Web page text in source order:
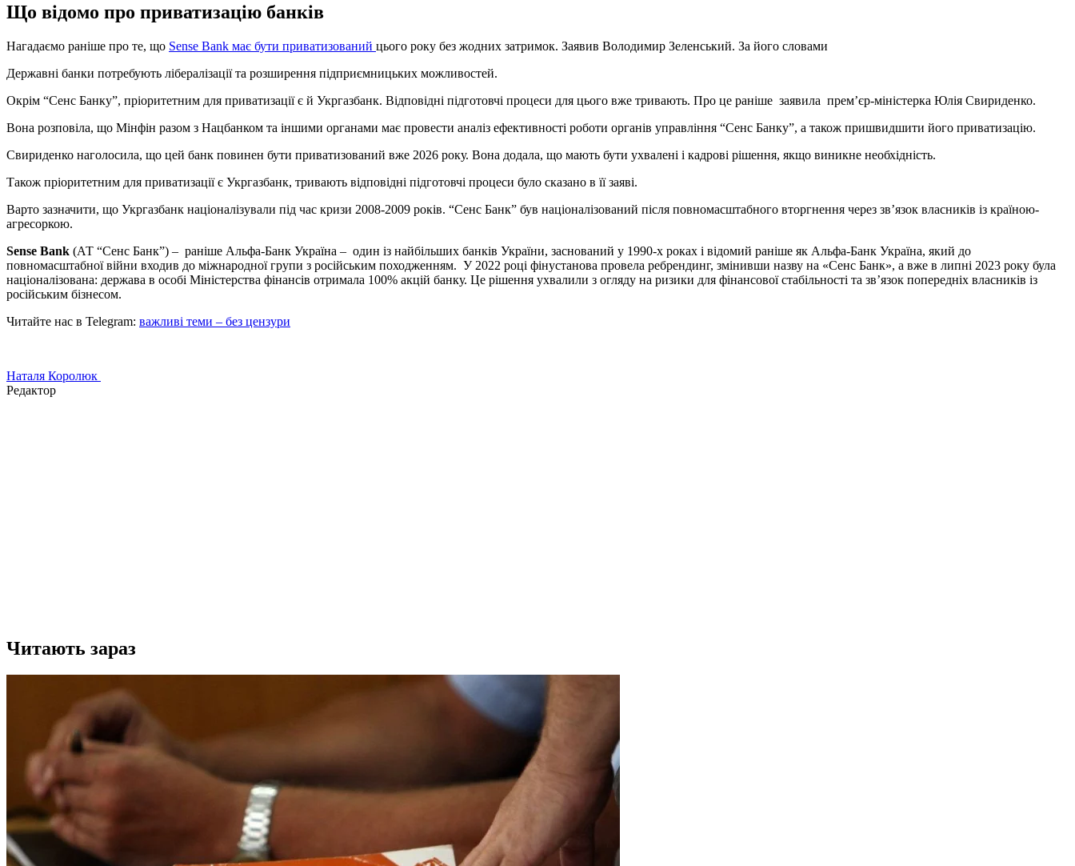
Що відомо про приватизацію банків
Нагадаємо раніше про те, що Sense Bank має бути приватизований цього року без жодних затримок. Заявив Володимир Зеленський. За його словами
Державні банки потребують лібералізації та розширення підприємницьких можливостей.
Окрім “Сенс Банку”, пріоритетним для приватизації є й Укргазбанк. Відповідні підготовчі процеси для цього вже тривають. Про це раніше заявила прем’єр-міністерка Юлія Свириденко.
Вона розповіла, що Мінфін разом з Нацбанком та іншими органами має провести аналіз ефективності роботи органів управління “Сенс Банку”, а також пришвидшити його приватизацію.
Свириденко наголосила, що цей банк повинен бути приватизований вже 2026 року. Вона додала, що мають бути ухвалені і кадрові рішення, якщо виникне необхідність.
Також пріоритетним для приватизації є Укргазбанк, тривають відповідні підготовчі процеси було сказано в її заяві.
Варто зазначити, що Укргазбанк націоналізували під час кризи 2008-2009 років. “Сенс Банк” був націоналізований після повномасштабного вторгнення через зв’язок власників із країною-
агресоркою.
Sense Bank (АТ “Сенс Банк”) – раніше Альфа-Банк Україна – один із найбільших банків України, заснований у 1990-х роках і відомий раніше як Альфа-Банк Україна, який до
повномасштабної війни входив до міжнародної групи з російським походженням. У 2022 році фінустанова провела ребрендинг, змінивши назву на «Сенс Банк», а вже в липні 2023 року була
націоналізована: держава в особі Міністерства фінансів отримала 100% акцій банку. Це рішення ухвалили з огляду на ризики для фінансової стабільності та зв’язок попередніх власників із
російським бізнесом.
Читайте нас в Telegram: важливі теми – без цензури
Наталя Королюк
Редактор
Читають зараз